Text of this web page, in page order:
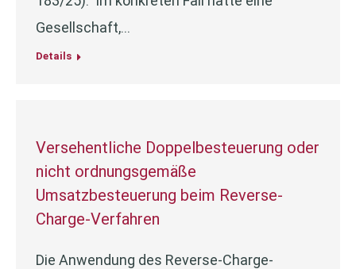
Gesellschaft,…
Details
Versehentliche Doppelbesteuerung oder
nicht ordnungsgemäße
Umsatzbesteuerung beim Reverse-
Charge-Verfahren
Die Anwendung des Reverse-Charge-